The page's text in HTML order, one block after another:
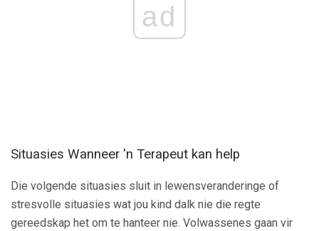
ad
Situasies Wanneer 'n Terapeut kan help
Die volgende situasies sluit in lewensveranderinge of
stresvolle situasies wat jou kind dalk nie die regte
gereedskap het om te hanteer nie. Volwassenes gaan vir